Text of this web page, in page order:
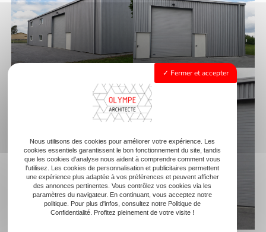
Fermer et accepter
Nous utilisons des cookies pour améliorer votre expérience. Les
cookies essentiels garantissent le bon fonctionnement du site, tandis
que les cookies d'analyse nous aident à comprendre comment vous
l'utilisez. Les cookies de personnalisation et publicitaires permettent
une expérience plus adaptée à vos préférences et peuvent afficher
des annonces pertinentes. Vous contrôlez vos cookies via les
paramètres du navigateur. En continuant, vous acceptez notre
politique. Pour plus d'infos, consultez notre Politique de
Confidentialité. Profitez pleinement de votre visite !